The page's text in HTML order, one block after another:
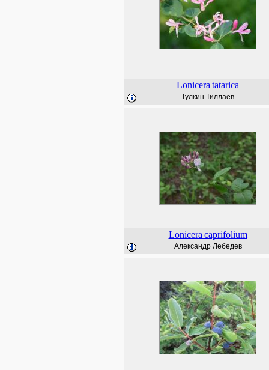
Lonicera tatarica
Тулкин Тиллаев
Lonicera caprifolium
Александр Лебедев